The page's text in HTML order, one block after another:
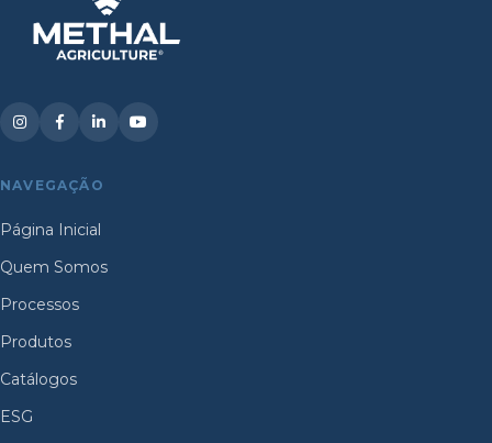
NAVEGAÇÃO
Página Inicial
Quem Somos
Processos
Produtos
Catálogos
ESG